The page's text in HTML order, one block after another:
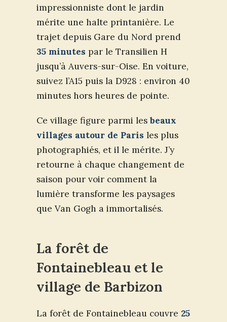
impressionniste dont le jardin
mérite une halte printanière. Le
trajet depuis Gare du Nord prend
35 minutes par le Transilien H
jusqu’à Auvers-sur-Oise. En voiture,
suivez l’A15 puis la D928 : environ 40
minutes hors heures de pointe.
Ce village figure parmi lesbeaux
villages autour de Paris les plus
photographiés, et il le mérite. J’y
retourne à chaque changement de
saison pour voir comment la
lumière transforme les paysages
que Van Gogh a immortalisés.
La forêt de
Fontainebleau et le
village de Barbizon
La forêt de Fontainebleau couvre 25